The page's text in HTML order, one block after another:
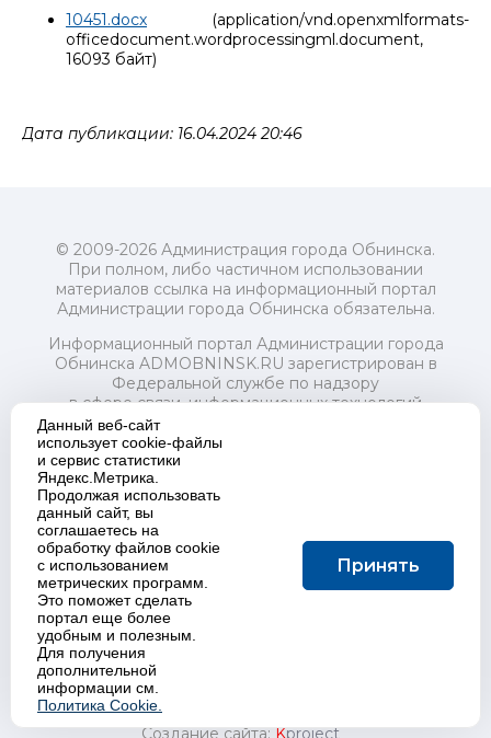
10451.docx (application/vnd.openxmlformats-
officedocument.wordprocessingml.document,
16093 байт)
Дата публикации: 16.04.2024 20:46
© 2009-2026 Администрация города Обнинска.
При полном, либо частичном использовании
материалов ссылка на информационный портал
Администрации города Обнинска обязательна.
Информационный портал Администрации города
Обнинска ADMOBNINSK.RU зарегистрирован в
Федеральной службе по надзору
в сфере связи, информационных технологий
и массовых коммуникаций (Роскомнадзор) 24 июля
2018 года.
Свидетельство о регистрации Эл № ФС77-73321
Учредитель: Администрация (исполнительно-
распорядительный орган) городского округа "Город
Обнинск". Главный редактор: Байкова Е.А.
Адрес электронной почты Редакции:
redactor@admobninsk.ru
Телефон Редакции: +7 (484) 395-85-85
Настоящий ресурс содержит материалы 18+
Политика в отношении обработки персональных
Создание сайта:Kproject
Данный веб-сайт
использует cookie-файлы
и сервис статистики
Яндекс.Метрика.
Продолжая использовать
данный сайт, вы
соглашаетесь на
обработку файлов cookie
с использованием
метрических программ.
Это поможет сделать
портал еще более
удобным и полезным.
Для получения
дополнительной
информации см.
Политика Cookie.
Принять